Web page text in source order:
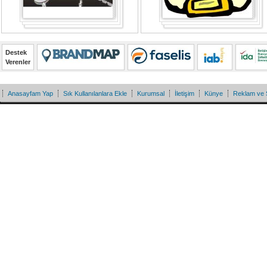
Destek
Verenler
Anasayfam Yap Sık Kullanılanlara Ekle Kurumsal İletişim Künye Reklam ve